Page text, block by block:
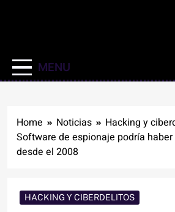
MENU
Home Noticias
Hacking y
Software de espionaje podría
desde el 2008
HACKING Y CIBERDELITOS